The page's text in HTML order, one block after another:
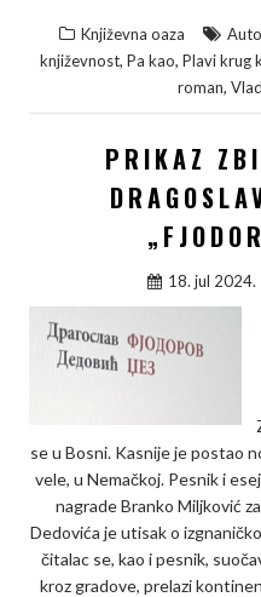
c
b
o
o
i
t
t
e
r
n
k
e
d
n
Književna oaza
književnost, Pa kao, Plavi krug
roman,
PRIKAZ
18. jul 2024.
se u Bosni. Kasnije je postao
vele, u Nemačkoj. Pesnik i
nagrade Branko Miljković
Dedovića je utisak o
čitalac se, kao i pesnik,
kroz gradove, prelazi